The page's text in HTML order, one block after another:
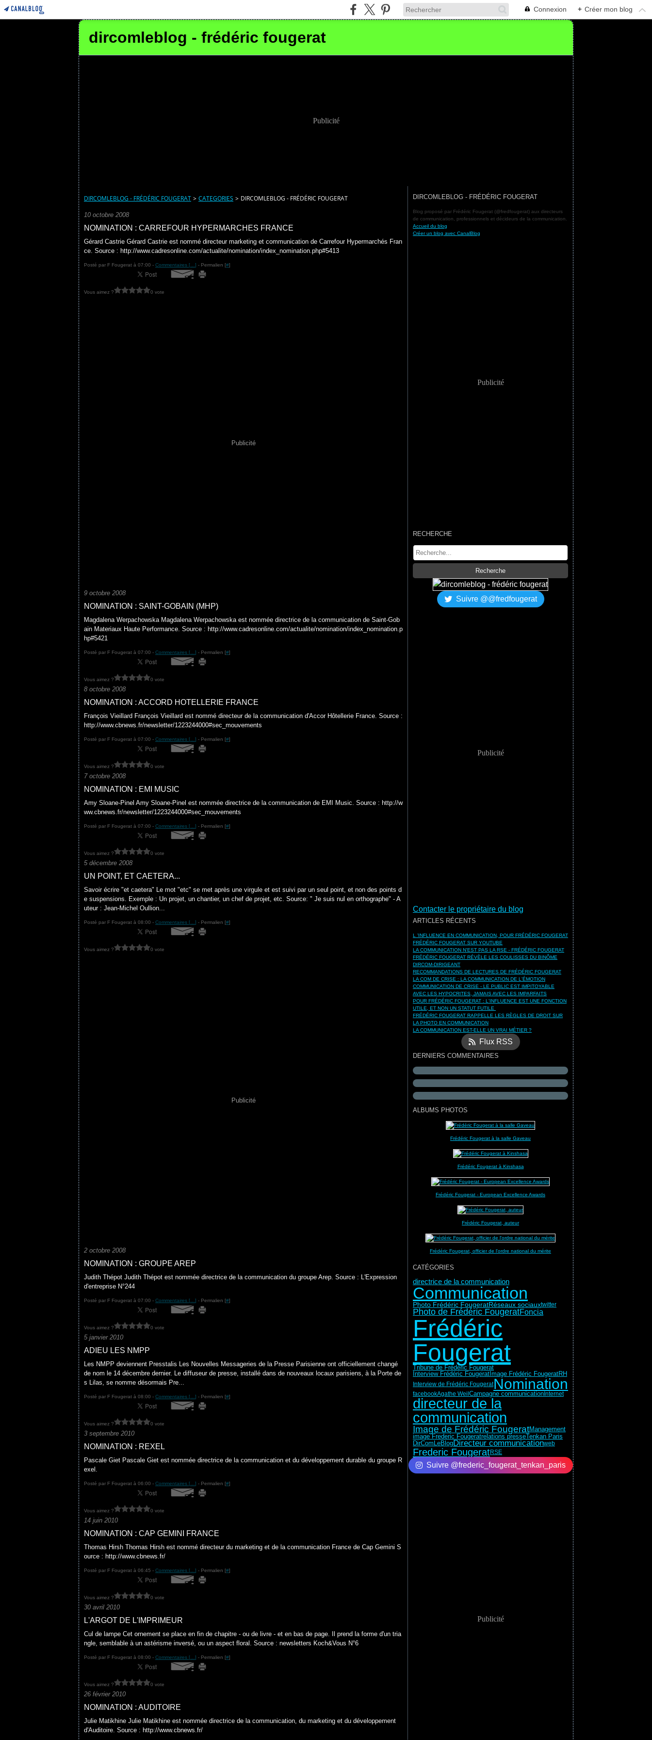
Connexion + Créer mon blog
dircomleblog - frédéric fougerat
Publicité
DIRCOMLEBLOG - FRÉDÉRIC FOUGERAT > CATEGORIES > DIRCOMLEBLOG - FRÉDÉRIC FOUGERAT
10 octobre 2008
NOMINATION : CARREFOUR HYPERMARCHES FRANCE
Gérard Castrie Gérard Castrie est nommé directeur marketing et communication de Carrefour Hypermarchés Fran
ce. Source : http://www.cadresonline.com/actualite/nomination/index_nomination.php#5413
Posté par F Fougerat à 07:00 - Commentaires [ ] - Permalien [#]
Vous aimez ? 0 vote
Publicité
9 octobre 2008
NOMINATION : SAINT-GOBAIN (MHP)
Magdalena Werpachowska Magdalena Werpachowska est nommée directrice de la communication de Saint-Gob
ain Materiaux Haute Performance. Source : http://www.cadresonline.com/actualite/nomination/index_nomination.p
hp#5421
Posté par F Fougerat à 07:00 - Commentaires [ ] - Permalien [#]
Vous aimez ? 0 vote
8 octobre 2008
NOMINATION : ACCORD HOTELLERIE FRANCE
François Vieillard François Vieillard est nommé directeur de la communication d'Accor Hôtellerie France. Source :
http://www.cbnews.fr/newsletter/1223244000#sec_mouvements
Posté par F Fougerat à 07:00 - Commentaires [ ] - Permalien [#]
Vous aimez ? 0 vote
7 octobre 2008
NOMINATION : EMI MUSIC
Amy Sloane-Pinel Amy Sloane-Pinel est nommée directrice de la communication de EMI Music. Source : http://w
ww.cbnews.fr/newsletter/1223244000#sec_mouvements
Posté par F Fougerat à 07:00 - Commentaires [ ] - Permalien [#]
Vous aimez ? 0 vote
5 décembre 2008
UN POINT, ET CAETERA...
Savoir écrire "et caetera" Le mot "etc" se met après une virgule et est suivi par un seul point, et non des points d
e suspensions. Exemple : Un projet, un chantier, un chef de projet, etc. Source: " Je suis nul en orthographe" - A
uteur : Jean-Michel Oullion...
Posté par F Fougerat à 08:00 - Commentaires [ ] - Permalien [#]
Vous aimez ? 0 vote
Publicité
2 octobre 2008
NOMINATION : GROUPE AREP
Judith Thépot Judith Thépot est nommée directrice de la communication du groupe Arep. Source : L'Expression
d'entreprise N°244
Posté par F Fougerat à 07:00 - Commentaires [ ] - Permalien [#]
Vous aimez ? 0 vote
5 janvier 2010
ADIEU LES NMPP
Les NMPP deviennent Presstalis Les Nouvelles Messageries de la Presse Parisienne ont officiellement changé
de nom le 14 décembre dernier. Le diffuseur de presse, installé dans de nouveaux locaux parisiens, à la Porte de
s Lilas, se nomme désormais Pre...
Posté par F Fougerat à 08:00 - Commentaires [ ] - Permalien [#]
Vous aimez ? 0 vote
3 septembre 2010
NOMINATION : REXEL
Pascale Giet Pascale Giet est nommée directrice de la communication et du développement durable du groupe R
exel.
Posté par F Fougerat à 06:00 - Commentaires [ ] - Permalien [#]
Vous aimez ? 0 vote
14 juin 2010
NOMINATION : CAP GEMINI FRANCE
Thomas Hirsh Thomas Hirsh est nommé directeur du marketing et de la communication France de Cap Gemini S
ource : http://www.cbnews.fr/
Posté par F Fougerat à 06:45 - Commentaires [ ] - Permalien [#]
Vous aimez ? 0 vote
30 avril 2010
L'ARGOT DE L'IMPRIMEUR
Cul de lampe Cet ornement se place en fin de chapitre - ou de livre - et en bas de page. Il prend la forme d'un tria
ngle, semblable à un astérisme inversé, ou un aspect floral. Source : newsletters Koch&Vous N°6
Posté par F Fougerat à 08:00 - Commentaires [ ] - Permalien [#]
Vous aimez ? 0 vote
26 février 2010
NOMINATION : AUDITOIRE
Julie Matikhine Julie Matikhine est nommée directrice de la communication, du marketing et du développement
d'Auditoire. Source : http://www.cbnews.fr/
DIRCOMLEBLOG - FRÉDÉRIC FOUGERAT
Blog proposé par Frédéric Fougerat (@fredfougerat) aux directeurs
de communication, professionnels et décideurs de la communication.
Accueil du blog
Créer un blog avec CanalBlog
Publicité
RECHERCHE
Suivre @@fredfougerat
Publicité
Contacter le propriétaire du blog
ARTICLES RÉCENTS
L 'INFLUENCE EN COMMUNICATION, POUR FRÉDÉRIC FOUGERAT
FRÉDÉRIC FOUGERAT SUR YOUTUBE
LA COMMUNICATION N'EST PAS LA RSE - FRÉDÉRIC FOUGERAT
FRÉDÉRIC FOUGERAT RÉVÈLE LES COULISSES DU BINÔME
DIRCOM-DIRIGEANT
RECOMMANDATIONS DE LECTURES DE FRÉDÉRIC FOUGERAT
LA COM DE CRISE : LA COMMUNICATION DE L'ÉMOTION
COMMUNICATION DE CRISE - LE PUBLIC EST IMPITOYABLE
AVEC LES HYPOCRITES, JAMAIS AVEC LES IMPARFAITS
POUR FRÉDÉRIC FOUGERAT : L'INFLUENCE EST UNE FONCTION
UTILE, ET NON UN STATUT FUTILE
FRÉDÉRIC FOUGERAT RAPPELLE LES RÈGLES DE DROIT SUR
LA PHOTO EN COMMUNICATION
LA COMMUNICATION EST-ELLE UN VRAI MÉTIER ?
Flux RSS
DERNIERS COMMENTAIRES
ALBUMS PHOTOS
Frédéric Fougerat à la salle Gaveau
Frédéric Fougerat à Kinshasa
Frédéric Fougerat - European Excellence Awards
Frédéric Fougerat, auteur
Frédéric Fougerat, officier de l'ordre national du mérite
CATÉGORIES
directrice de la communication
Communication
Photo Frédéric FougeratRéseaux sociauxtwitter
Photo de Frédéric FougeratFoncia
Frédéric
Fougerat
Tribune de Frédéric Fougerat
Interview Frédéric Fougerat Image Frédéric FougeratRH
Interview de Frédéric FougeratNomination
facebookAgathe Weil Campagne communication Internet
directeur de la
communication
Image de Frédéric FougeratManagement
image Frederic Fougeratrelations presseTenkan Paris
DirComLeBlogDirecteur communicationweb
Frederic FougeratRSE
Suivre @frederic_fougerat_tenkan_paris
Publicité